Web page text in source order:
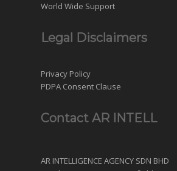
World Wide Support
Legal Disclaimers
Privacy Policy
PDPA Consent Clause
Contact AR INTELL
AR INTELLIGENCE AGENCY SDN BHD